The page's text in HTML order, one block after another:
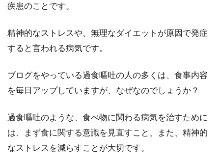
事・育...
味噌汁に含まれる塩分はどれくら
い？計算方法はこちらです
健康のために、食事の塩分量を気にしている人
が増えています。スーパーでも減塩の文字をよ
疾患のことです。
精神的なストレスや、無理なダイエットが原因で発症
すると言われる病気です。
ブログをやっている過食嘔吐の人の多くは、食事内容
を毎日アップしていますが、なぜなのでしょうか？
過食嘔吐のような、食べ物に関わる病気を治すために
は、まず食に関する意識を見直すこと、また、精神的
なストレスを減らすことが大切です。